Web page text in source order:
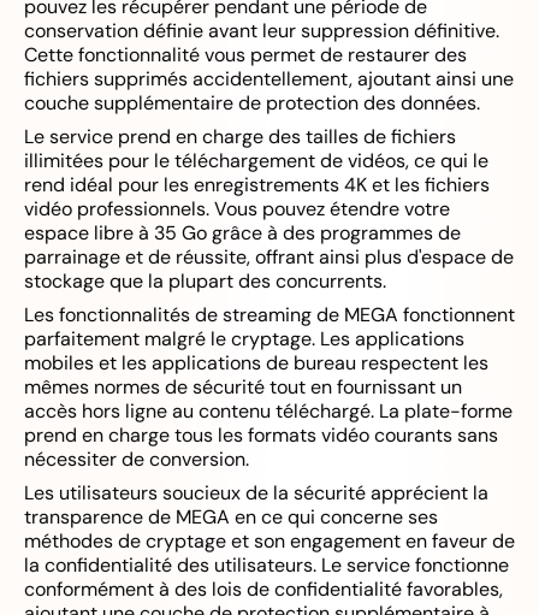
pouvez les récupérer pendant une période de
conservation définie avant leur suppression définitive.
Cette fonctionnalité vous permet de restaurer des
fichiers supprimés accidentellement, ajoutant ainsi une
couche supplémentaire de protection des données.
Le service prend en charge des tailles de fichiers
illimitées pour le téléchargement de vidéos, ce qui le
rend idéal pour les enregistrements 4K et les fichiers
vidéo professionnels. Vous pouvez étendre votre
espace libre à 35 Go grâce à des programmes de
parrainage et de réussite, offrant ainsi plus d'espace de
stockage que la plupart des concurrents.
Les fonctionnalités de streaming de MEGA fonctionnent
parfaitement malgré le cryptage. Les applications
mobiles et les applications de bureau respectent les
mêmes normes de sécurité tout en fournissant un
accès hors ligne au contenu téléchargé. La plate-forme
prend en charge tous les formats vidéo courants sans
nécessiter de conversion.
Les utilisateurs soucieux de la sécurité apprécient la
transparence de MEGA en ce qui concerne ses
méthodes de cryptage et son engagement en faveur de
la confidentialité des utilisateurs. Le service fonctionne
conformément à des lois de confidentialité favorables,